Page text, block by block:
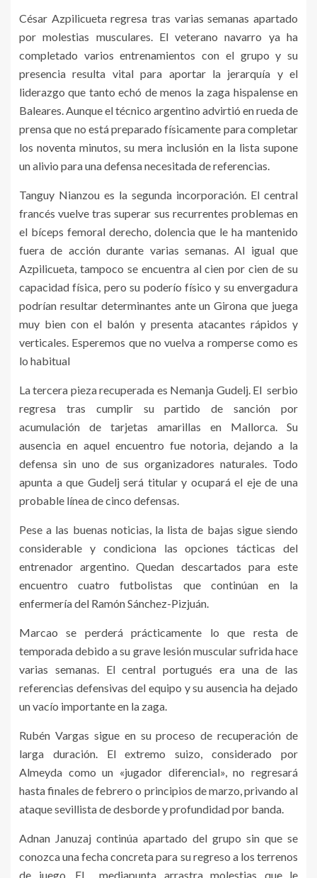
César Azpilicueta regresa tras varias semanas apartado
por molestias musculares. El veterano navarro ya ha
completado varios entrenamientos con el grupo y su
presencia resulta vital para aportar la jerarquía y el
liderazgo que tanto echó de menos la zaga hispalense en
Baleares. Aunque el técnico argentino advirtió en rueda de
prensa que no está preparado físicamente para completar
los noventa minutos, su mera inclusión en la lista supone
un alivio para una defensa necesitada de referencias.
Tanguy Nianzou es la segunda incorporación. El central
francés vuelve tras superar sus recurrentes problemas en
el bíceps femoral derecho, dolencia que le ha mantenido
fuera de acción durante varias semanas. Al igual que
Azpilicueta, tampoco se encuentra al cien por cien de su
capacidad física, pero su poderío físico y su envergadura
podrían resultar determinantes ante un Girona que juega
muy bien con el balón y presenta atacantes rápidos y
verticales. Esperemos que no vuelva a romperse como es
lo habitual
La tercera pieza recuperada es Nemanja Gudelj. El serbio
regresa tras cumplir su partido de sanción por
acumulación de tarjetas amarillas en Mallorca. Su
ausencia en aquel encuentro fue notoria, dejando a la
defensa sin uno de sus organizadores naturales. Todo
apunta a que Gudelj será titular y ocupará el eje de una
probable línea de cinco defensas.
Pese a las buenas noticias, la lista de bajas sigue siendo
considerable y condiciona las opciones tácticas del
entrenador argentino. Quedan descartados para este
encuentro cuatro futbolistas que continúan en la
enfermería del Ramón Sánchez-Pizjuán.
Marcao se perderá prácticamente lo que resta de
temporada debido a su grave lesión muscular sufrida hace
varias semanas. El central portugués era una de las
referencias defensivas del equipo y su ausencia ha dejado
un vacío importante en la zaga.
Rubén Vargas sigue en su proceso de recuperación de
larga duración. El extremo suizo, considerado por
Almeyda como un «jugador diferencial», no regresará
hasta finales de febrero o principios de marzo, privando al
ataque sevillista de desborde y profundidad por banda.
Adnan Januzaj continúa apartado del grupo sin que se
conozca una fecha concreta para su regreso a los terrenos
de juego. El mediapunta arrastra molestias que le